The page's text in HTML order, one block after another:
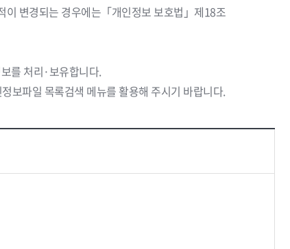
변경되는 경우에는「개인정보 보호법」제18조
를 처리·보유합니다.
파일 목록검색 메뉴를 활용해 주시기 바랍니다.